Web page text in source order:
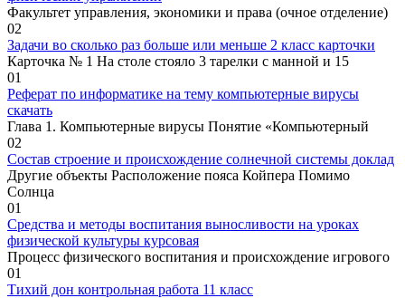
Факультет управления, экономики и права (очное отделение)
02
Задачи во сколько раз больше или меньше 2 класс карточки
Карточка № 1 На столе стояло 3 тарелки с манной и 15
01
Реферат по информатике на тему компьютерные вирусы
скачать
Глава 1. Компьютерные вирусы Понятие «Компьютерный
02
Состав строение и происхождение солнечной системы доклад
Другие объекты Расположение пояса Койпера Помимо
Солнца
01
Средства и методы воспитания выносливости на уроках
физической культуры курсовая
Процесс физического воспитания и происхождение игрового
01
Тихий дон контрольная работа 11 класс